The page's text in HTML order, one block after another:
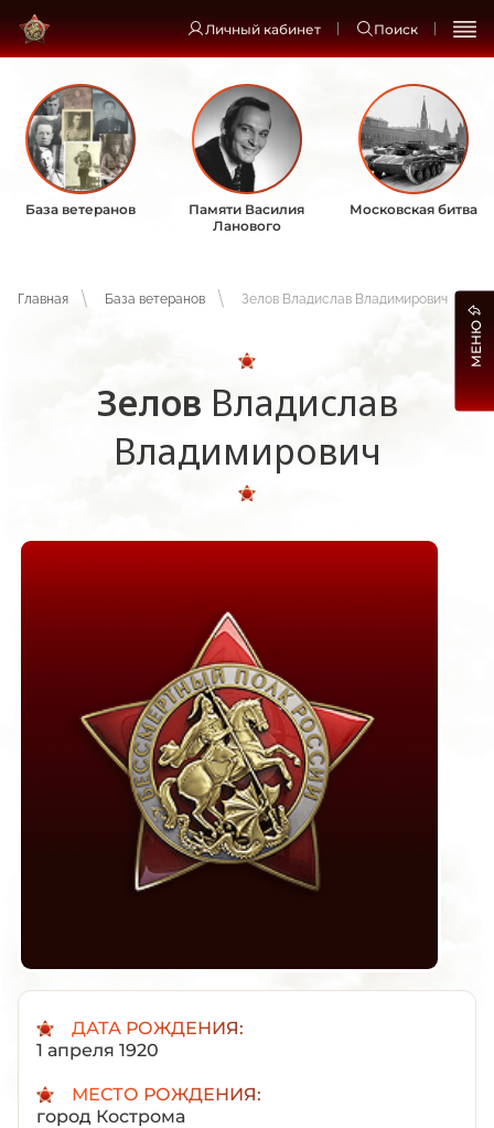
Личный кабинет Поиск
База ветеранов
Памяти Василия
Ланового
Московская битва
Главная База ветеранов Зелов Владислав Владимирович
Зелов Владислав
Владимирович
ДАТА РОЖДЕНИЯ:
1 апреля 1920
МЕСТО РОЖДЕНИЯ:
город Кострома
МЕНЮ